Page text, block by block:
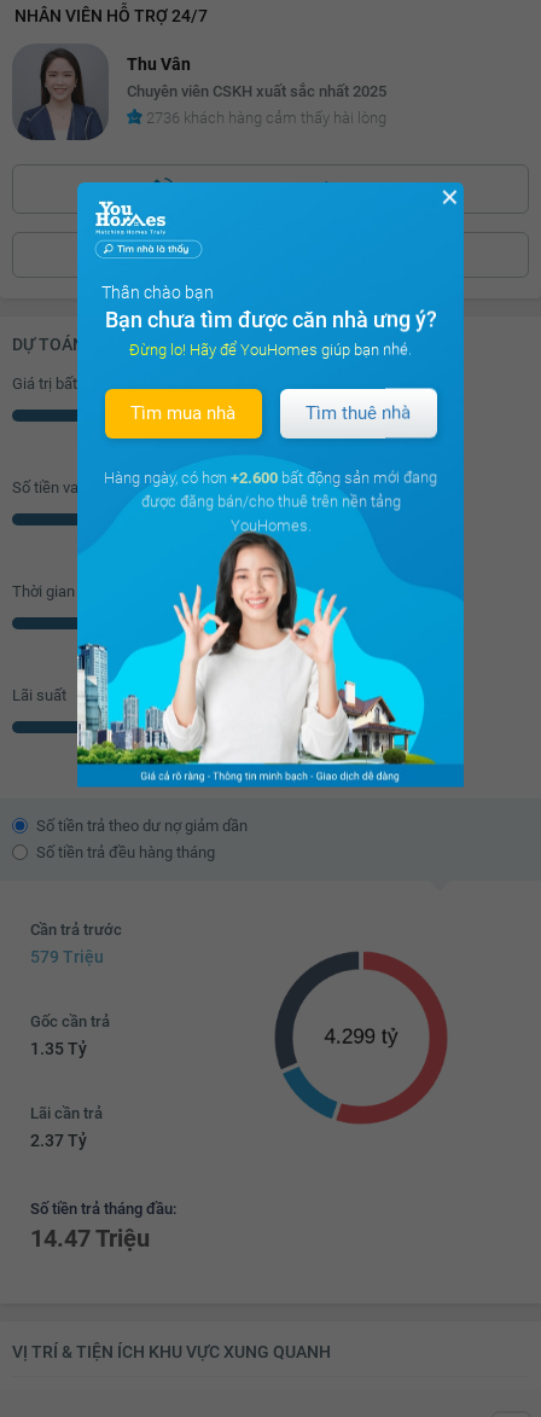
NHÂN VIÊN HỖ TRỢ 24/7
Thu Vân
Chuyên viên CSKH xuất sắc nhất 2025
2736 khách hàng cảm thấy hài lòng
DỰ TOÁN KHOẢN VAY (ĐƠN VỊ: VNĐ)
Giá trị bất động sản
Triệu
Số tiền vay ( 70 %/GTNĐ)
Thời gian vay
Lãi suất
% năm
Số tiền trả theo dư nợ giảm dần
Số tiền trả đều hàng tháng
Cần trả trước
579 Triệu
Gốc cần trả
1.35 Tỷ
Lãi cần trả
2.37 Tỷ
Số tiền trả tháng đầu:
14.47 Triệu
VỊ TRÍ & TIỆN ÍCH KHU VỰC XUNG QUANH
✕
Thân chào bạn
Bạn chưa tìm được căn nhà ưng ý?
Đừng lo! Hãy để YouHomes giúp bạn nhé.
Tìm mua nhà Tìm thuê nhà
Hàng ngày, có hơn +2.600 bất động sản mới đang
được đăng bán/cho thuê trên nền tảng
YouHomes.